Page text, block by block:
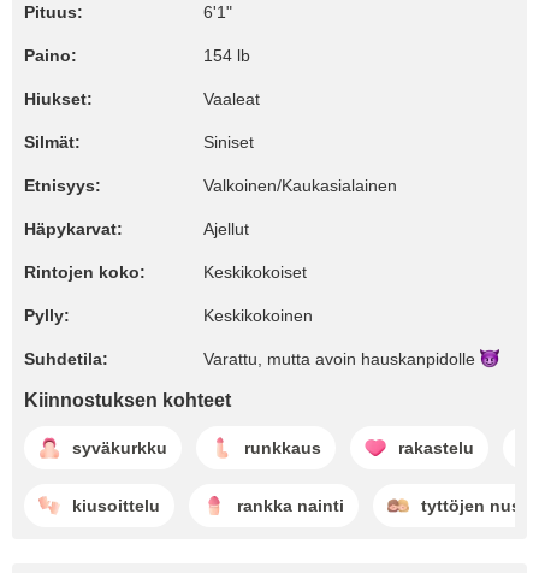
Pituus: 6'1"
Paino: 154 lb
Hiukset: Vaaleat
Silmät: Siniset
Etnisyys: Valkoinen/Kaukasialainen
Häpykarvat: Ajellut
Rintojen koko: Keskikokoiset
Pylly: Keskikokoinen
Suhdetila: Varattu, mutta avoin hauskanpidolle
Kiinnostuksen kohteet
syväkurkku runkkaus rakastelu
kiusoittelu rankka nainti tyttöjen